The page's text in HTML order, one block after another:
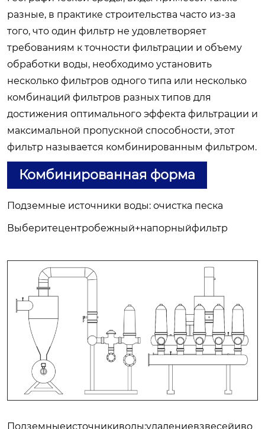
разные, в практике строительства часто из-за
того, что один фильтр не удовлетворяет
требованиям к точности фильтрации и объему
обработки воды, необходимо установить
несколько фильтров одного типа или несколько
комбинаций фильтров разных типов для
достижения оптимального эффекта фильтрации и
максимальной пропускной способности, этот
фильтр называется комбинированным фильтром.
Комбинированная форма
Подземные источники воды: очистка песка
Выберитецентробежный+напорныйфильтр
Подземныеисточникиводы:удалениевзвесейиво